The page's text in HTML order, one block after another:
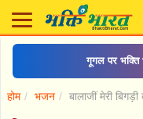
गूगल पर भक्ति
होम भजन बालाजीं मेरी